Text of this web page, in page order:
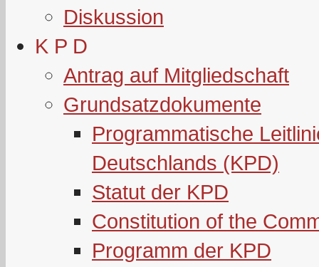
Diskussion
K P D
Antrag auf Mitgliedschaft
Grundsatzdokumente
Programmatische
Deutschlands (KPD)
Statut der KPD
Constitution of the
Programm der KPD